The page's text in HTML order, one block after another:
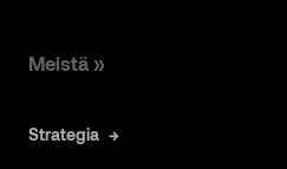
Meistä »
Strategia